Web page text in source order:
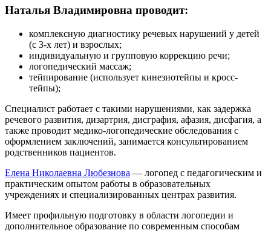
Наталья Владимировна проводит:
комплексную диагностику речевых нарушений у детей
(с 3-х лет) и взрослых;
индивидуальную и групповую коррекцию речи;
логопедический массаж;
тейпирование (использует кинезиотейпы и кросс-
тейпы);
Специалист работает с такими нарушениями, как задержка
речевого развития, дизартрия, дисграфия, афазия, дисфагия, а
также проводит медико-логопедические обследования с
оформлением заключений, занимается консультированием
родственников пациентов.
Елена Николаевна Любезнова — логопед с педагогическим и
практическим опытом работы в образовательных
учреждениях и специализированных центрах развития.
Имеет профильную подготовку в области логопедии и
дополнительное образование по современным способам